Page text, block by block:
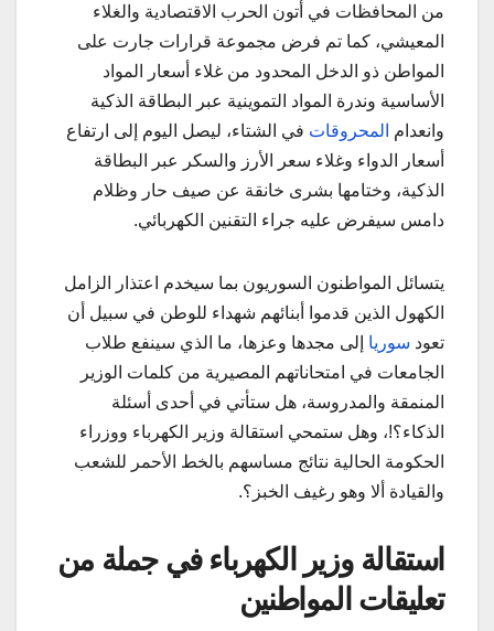
من المحافظات في أتون الحرب الاقتصادية والغلاء
المعيشي، كما تم فرض مجموعة قرارات جارت على
المواطن ذو الدخل المحدود من غلاء أسعار المواد
الأساسية وندرة المواد التموينية عبر البطاقة الذكية
وانعدام المحروقات في الشتاء، ليصل اليوم إلى ارتفاع
أسعار الدواء وغلاء سعر الأرز والسكر عبر البطاقة
الذكية، وختامها بشرى خانقة عن صيف حار وظلام
دامس سيفرض عليه جراء التقنين الكهربائي.
يتسائل المواطنون السوريون بما سيخدم اعتذار الزامل
الكهول الذين قدموا أبنائهم شهداء للوطن في سبيل أن
تعود سوريا إلى مجدها وعزها، ما الذي سينفع طلاب
الجامعات في امتحاناتهم المصيرية من كلمات الوزير
المنمقة والمدروسة، هل ستأتي في أحدى أسئلة
الذكاء؟!، وهل ستمحي استقالة وزير الكهرباء ووزراء
الحكومة الحالية نتائج مساسهم بالخط الأحمر للشعب
والقيادة ألا وهو رغيف الخبز؟.
استقالة وزير الكهرباء في جملة من
تعليقات المواطنين